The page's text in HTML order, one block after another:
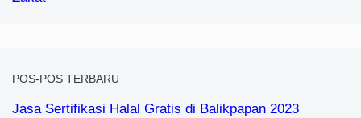
POS-POS TERBARU
Jasa Sertifikasi Halal Gratis di Balikpapan 2023